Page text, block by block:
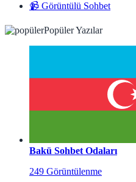
📹 Görüntülü Sohbet
Popüler Yazılar
Bakü Sohbet Odaları
249 Görüntülenme